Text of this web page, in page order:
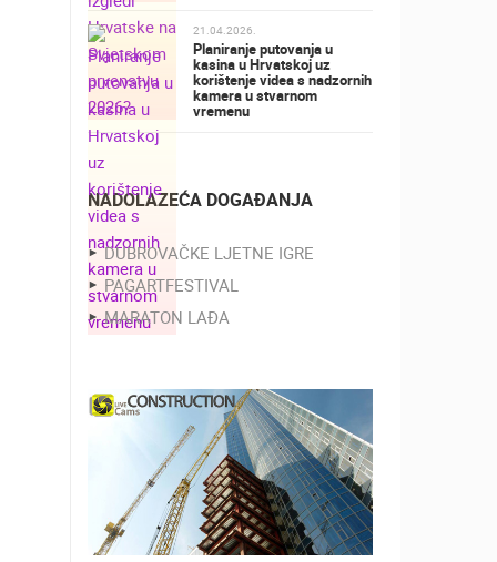
21.04.2026.
Planiranje putovanja u
kasina u Hrvatskoj uz
korištenje videa s nadzornih
kamera u stvarnom
vremenu
NADOLAZEĆA DOGAĐANJA
DUBROVAČKE LJETNE IGRE
PAGARTFESTIVAL
MARATON LAĐA